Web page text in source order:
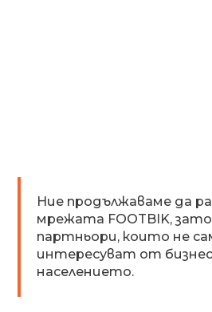
Ние продължаваме да
мрежата FOOTBIK,
партньори, които не
интересуват от
населението.